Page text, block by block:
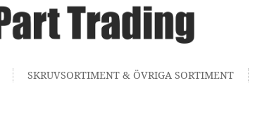
SKRUVSORTIMENT & ÖVRIGA SORTIMENT